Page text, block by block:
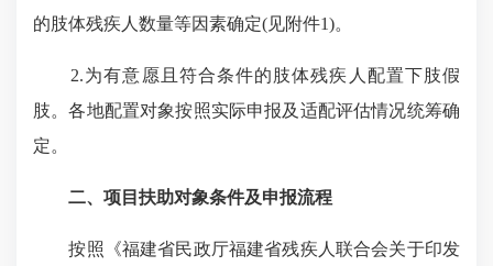
的肢体残疾人数量等因素确定(见附件1)。
2.为有意愿且符合条件的肢体残疾人配置下肢假
肢。各地配置对象按照实际申报及适配评估情况统筹确
定。
二、项目扶助对象条件及申报流程
按照《福建省民政厅福建省残疾人联合会关于印发